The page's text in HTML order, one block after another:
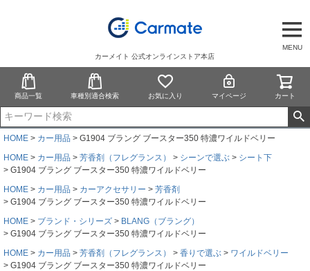
MENU
カーメイト 公式オンラインストア本店
商品一覧 車種別適合検索 お気に入り マイページ カート
HOME カー用品
G1904 ブラング ブースター350 特濃ワイルドベリー
HOME
カー用品 芳香剤（フレグランス） シーンで選ぶ
シート下
G1904 ブラング ブースター350 特濃ワイルドベリー
HOME
カー用品 カーアクセサリー
芳香剤
G1904 ブラング ブースター350 特濃ワイルドベリー
HOME
ブランド・シリーズ
BLANG（ブラング）
G1904 ブラング ブースター350 特濃ワイルドベリー
HOME
カー用品 芳香剤（フレグランス） 香りで選ぶ
ワイルドベリー
G1904 ブラング ブースター350 特濃ワイルドベリー